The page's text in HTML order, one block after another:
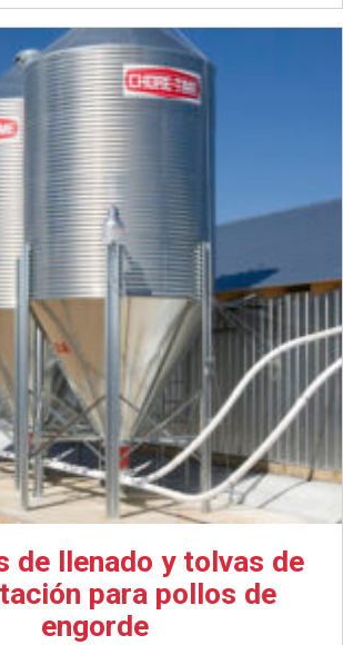
de llenado y tolvas de
para pollos de
engorde